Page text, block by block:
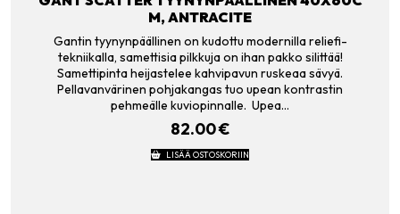
M, ANTRACITE
Gantin tyynynpäällinen on kudottu modernilla reliefi-
tekniikalla, samettisia pilkkuja on ihan pakko silittää!
Samettipinta heijastelee kahvipavun ruskeaa sävyä.
Pellavanvärinen pohjakangas tuo upean kontrastin
pehmeälle kuviopinnalle. Upea…
82.00€
LISÄÄ OSTOSKORIIN